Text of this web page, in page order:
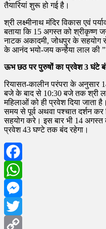
तैयारियां शुरू हो गई है।
श्री लक्ष्मीनाथ मंदिर विकास एवं
बताया कि 15 अगस्त को श्रीकृष्ण
नाटक अकादमी, जोधपुर के सहयोग से
के आनंद भयो-जय कन्हैया लाल की ”
ऊभ छठ पर पुरुषों का प्रवेश 3 घंटे
रियासत-कालीन परंपरा के अनुसार
बजे के बाद से 10:30 बजे तक श्री
महिलाओं को ही प्रवेश दिया जाता
समय से पूर्व अथवा पश्चात दर्शन कर
सहयोग करे। इस बार भी 14 अगस्त
प्रवेश 43 घण्टे तक बंद रहेगा।
Facebook
WhatsApp
Messenger
Twitter